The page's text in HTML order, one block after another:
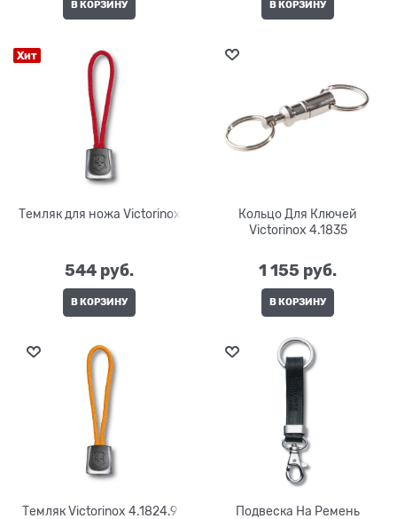
В КОРЗИНУ В КОРЗИНУ
Хит
Темляк для ножа Victorinox
544 руб.
В КОРЗИНУ
Кольцо Для Ключей
Victorinox 4.1835
1 155 руб.
В КОРЗИНУ
Темляк Victorinox 4.1824.9
Подвеска На Ремень